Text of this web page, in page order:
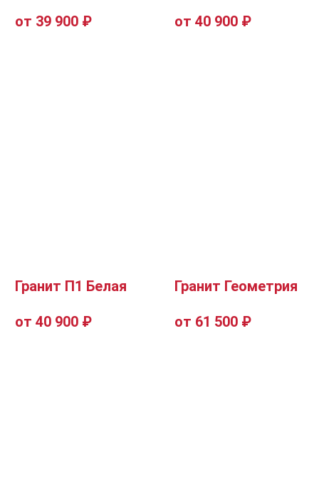
от 39 900 ₽ от 40 900 ₽
Гранит П1 Белая
от 40 900 ₽
Гранит Геометрия
от 61 500 ₽